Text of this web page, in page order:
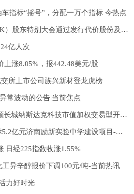
指标“摇号”，分配一万个指标 今热点
佳兆业健康（00876.HK）股东特别大会通过发行代价股份及股份合并决议，赞成率达99.85% 资讯
亿人次
上涨8.05%，报442.48美元/股
所上市公司族兴新材登龙虎榜
常波动的公告|当前焦点
纳指科技ETF景顺: 景顺长城纳斯达克科技市值加权交易型开放式指数证券投资基金（QDII）二级市场交易价格溢价风险提示及停复牌公告|热消息
德才股份：联合体中标5.2亿元济南励新实验中学建设项目-每日速看
日经225指数收涨1.55%
工异辛醇报价下调100元/吨-当前热讯
力好时光